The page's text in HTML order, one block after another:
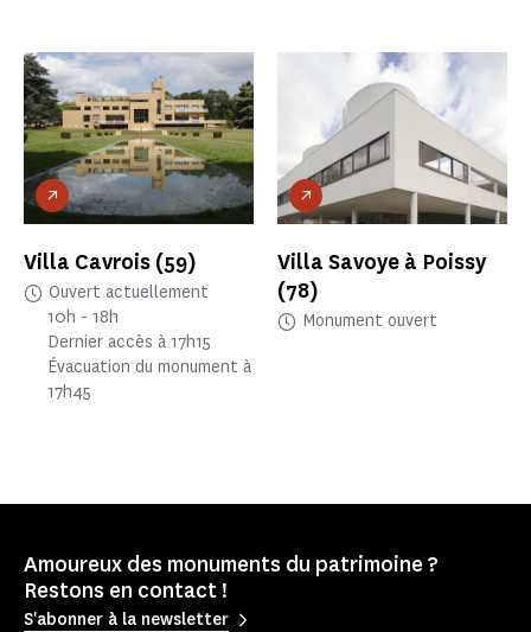
Villa Cavrois (59)
Ouvert actuellement
10h - 18h
Dernier accès à 17h15
Évacuation du monument à
17h45
Villa Savoye à Poissy
(78)
Monument ouvert
Amoureux des monuments du patrimoine ?
Restons en contact !
S'abonner à la newsletter